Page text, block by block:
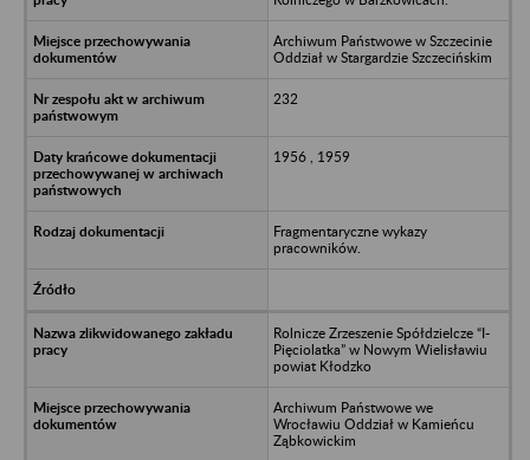
Archiwum Państwowe w Szczecinie
Oddział w Stargardzie Szczecińskim
232
1956 , 1959
Fragmentaryczne wykazy
pracowników.
Rolnicze Zrzeszenie Spółdzielcze “I-
Pięciolatka” w Nowym Wielisławiu
powiat Kłodzko
Archiwum Państwowe we
Wrocławiu Oddział w Kamieńcu
Ząbkowickim